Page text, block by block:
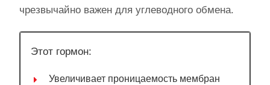
чрезвычайно важен для углеводного обмена.
Этот гормон:
Увеличивает проницаемость мембран